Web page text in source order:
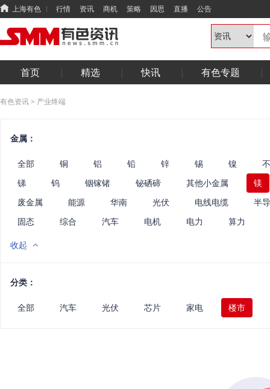
上海有色 行情 资讯 商机 策略 因思 直播 公告
首页 精选 快讯 有色专题
有色资讯> 产业终端
金属：
全部 铜 铝 铅 锌 锡 镍
锑
钨 铟镓锗 铋硒碲 其他小金属
镁
废金属
能源 华南 光伏 电线电缆
半
固态
综合 汽车 电机 电力 算力
收起
分类：
全部 汽车 光伏 芯片 家电 楼市